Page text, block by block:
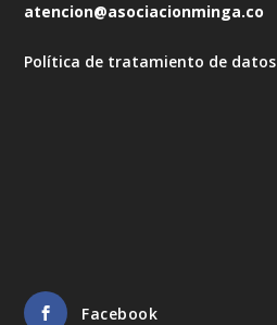
atencion@asociacionminga.co
Política de tratamiento de datos
Facebook